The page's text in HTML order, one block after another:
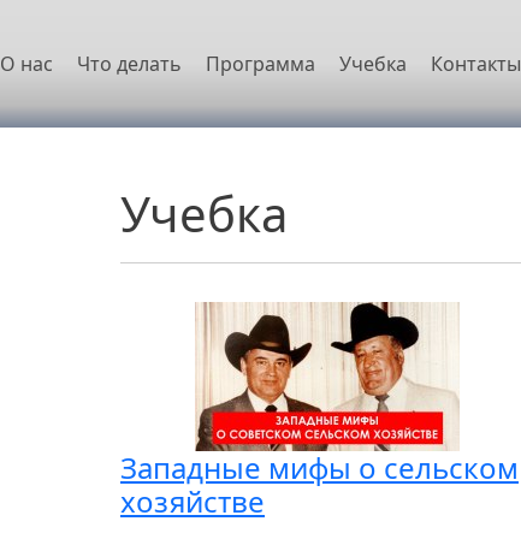
Основная навигация
О нас Что делать Программа Учебка Контакты
Учебка
Западные мифы о сельском
хозяйстве